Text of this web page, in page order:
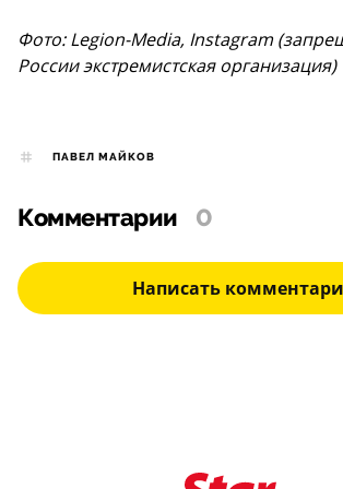
Фото: Legion-Media, Instagram
России экстремистская организация)
ПАВЕЛ МАЙКОВ
Комментарии 0
Написать